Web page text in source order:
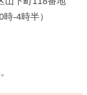
時-4時半）